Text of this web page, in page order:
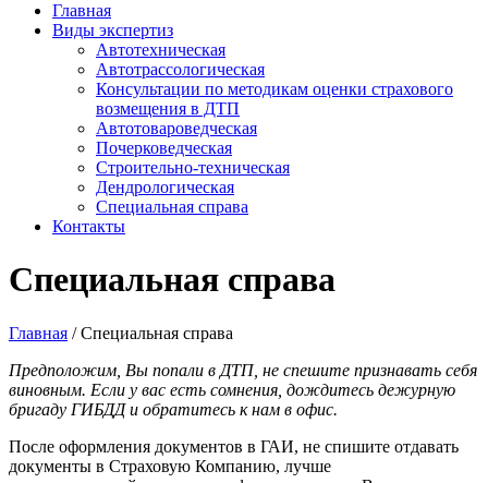
Главная
Виды экспертиз
Автотехническая
Автотрассологическая
Консультации по методикам оценки страхового
возмещения в ДТП
Автотовароведческая
Почерковедческая
Строительно-техническая
Дендрологическая
Специальная справа
Контакты
Специальная справа
Главная / Специальная справа
Предположим, Вы попали в ДТП, не спешите признавать себя
виновным. Если у вас есть сомнения, дождитесь дежурную
бригаду ГИБДД и обратитесь к нам в офис.
После оформления документов в ГАИ, не спишите отдавать
документы в Страховую Компанию, лучше